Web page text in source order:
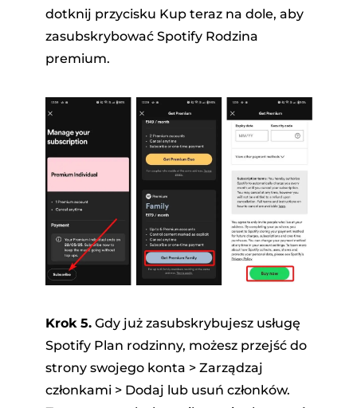
dotknij przycisku Kup teraz na dole, aby
zasubskrybować Spotify Rodzina
premium.
Krok 5.Gdy już zasubskrybujesz usługę
Spotify Plan rodzinny, możesz przejść do
strony swojego konta > Zarządzaj
członkami > Dodaj lub usuń członków.